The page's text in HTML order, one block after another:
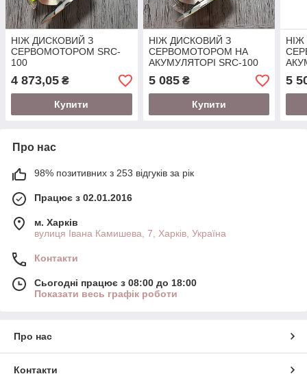
НІЖ ДИСКОВИЙ З
СЕРВОМОТОРОМ SRC-
100
4 873,05 ₴
Купити
НІЖ ДИСКОВИЙ З
СЕРВОМОТОРОМ НА
АКУМУЛЯТОРІ SRC-100
5 085₴
Купити
5
Про нас
98% позитивних з 253 відгуків за рік
Працює з 02.01.2016
м. Харків
вулиця Івана Камишева, 7, Харків, Україна
Контакти
Сьогодні працює з 08:00 до 18:00
Показати весь графік роботи
Про нас
Контакти